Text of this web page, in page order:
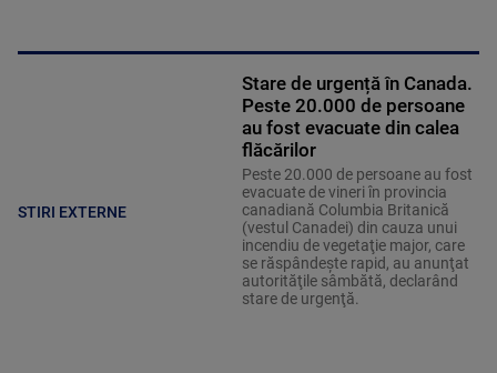
STIRI EXTERNE
Stare de urgență în Canada.
Peste 20.000 de persoane
au fost evacuate din calea
flăcărilor
Peste 20.000 de persoane au fost
evacuate de vineri în provincia
canadiană Columbia Britanică
(vestul Canadei) din cauza unui
incendiu de vegetaţie major, care
se răspândeşte rapid, au anunţat
autorităţile sâmbătă, declarând
stare de urgenţă.